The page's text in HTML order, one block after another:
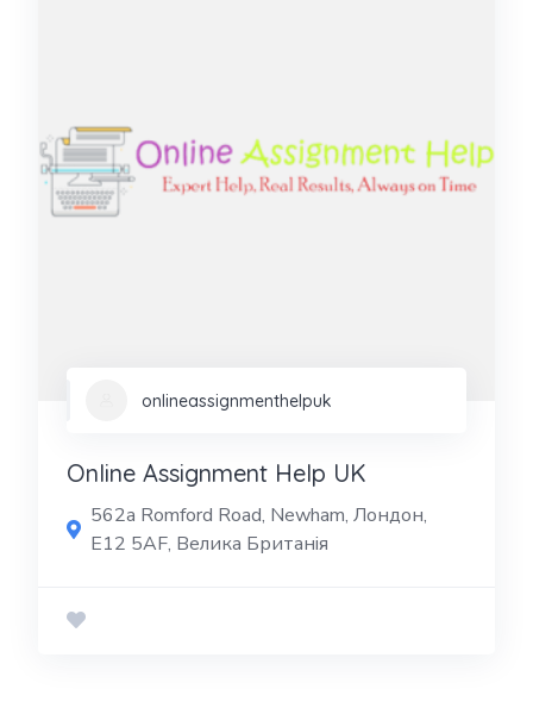
onlineassignmenthelpuk
Online Assignment Help UK
562a Romford Road, Newham, Лондон,
E12 5AF, Велика Британія